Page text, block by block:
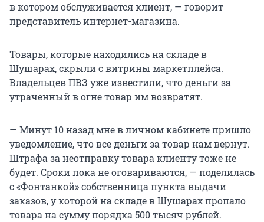
в котором обслуживается клиент, — говорит
представитель интернет-магазина.
Товары, которые находились на складе в
Шушарах, скрыли с витрины маркетплейса.
Владельцев ПВЗ уже известили, что деньги за
утраченный в огне товар им возвратят.
— Минут 10 назад мне в личном кабинете пришло
уведомление, что все деньги за товар нам вернут.
Штрафа за неотправку товара клиенту тоже не
будет. Сроки пока не оговариваются, — поделилась
с «Фонтанкой» собственница пункта выдачи
заказов, у которой на складе в Шушарах пропало
товара на сумму порядка 500 тысяч рублей.